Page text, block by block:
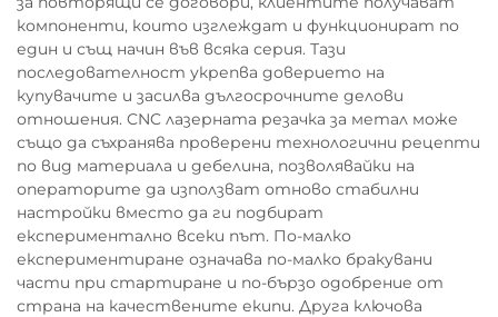
компоненти, които изглеждат и функционират по
един и същ начин във всяка серия. Тази
последователност укрепва доверието на
купувачите и засилва дългосрочните делови
отношения. CNC лазерната резачка за метал може
също да съхранява проверени технологични рецепти
по вид материала и дебелина, позволявайки на
операторите да използват отново стабилни
настройки вместо да ги подбират
експериментално всеки път. По-малко
експериментиране означава по-малко бракувани
части при стартиране и по-бързо одобрение от
страна на качествените екипи. Друга ключова